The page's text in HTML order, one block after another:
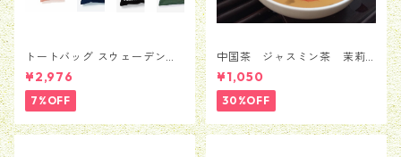
トートバッグ スウェーデン
Moderna Museet モデルナ 美
術館 ストックホルム メン
ズ レディース 男女兼用
並行輸入品 送料無料 カバン
バッグ BAG かばん
¥2,976
7%OFF
中国茶 ジャスミン茶 茉莉
花茶 銀毫インハオウ 50
ｇ
¥1,050
30%OFF